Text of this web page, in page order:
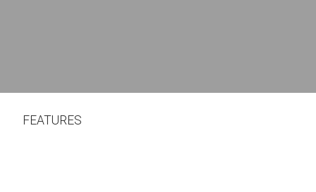
FEATURES